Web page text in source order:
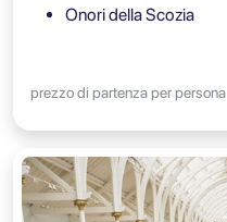
Onori della Scozia
prezzo di partenza per persona